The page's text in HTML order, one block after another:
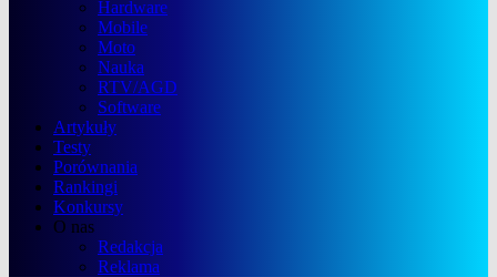
Hardware
Mobile
Moto
Nauka
RTV/AGD
Software
Artykuły
Testy
Porównania
Rankingi
Konkursy
O nas
Redakcja
Reklama